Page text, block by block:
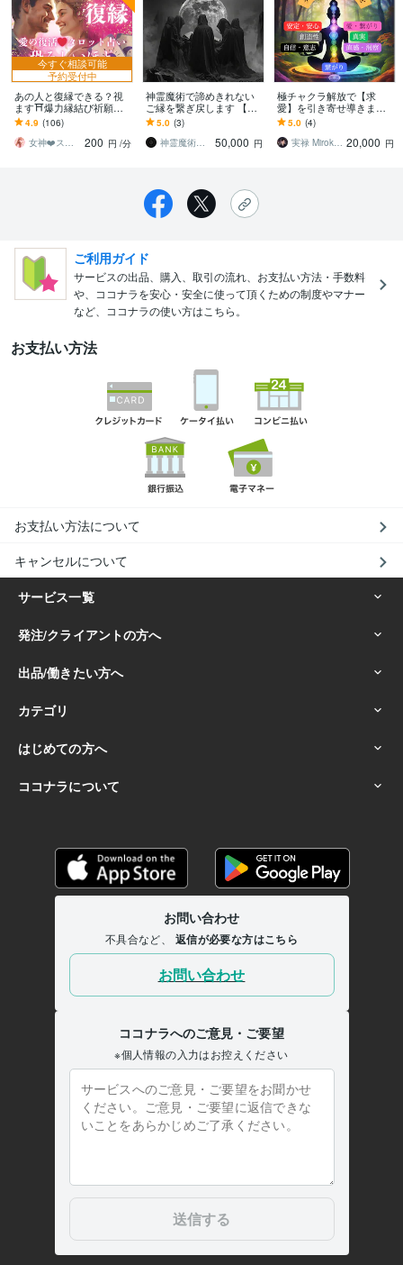
今すぐ相談可能
予約受付中
あの人と復縁できる？視
ます⛩️爆力縁結び祈願し
ます 鑑定後❤️恐ろしい程
溺愛される❤️夏限定価格2
20→200円
4.9 (106)
女神❤️スピリチュアルヒーラー❤️りんか
200 円 /分
神霊魔術で諦めきれない
ご縁を繋ぎ戻します 【失
われた愛を蘇らせる禁断
の儀式】
5.0 (3)
神霊魔術師 神影
50,000 円
極チャクラ解放で【求
愛】を引き寄せ導きます
心と体を結ぶ絆/愛の波動
を高めるサポート致しま
す。
5.0 (4)
実禄 Miroku【寄り添い鑑定】 20,000 円
ご利用ガイド
サービスの出品、購入、取引の流れ、お支払い方法・手数料
や、ココナラを安心・安全に使って頂くための制度やマナー
など、ココナラの使い方はこちら。
お支払い方法
お支払い方法について
キャンセルについて